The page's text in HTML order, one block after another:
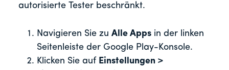
autorisierte Tester beschränkt.
Navigieren Sie zu Alle Apps in der linken
Seitenleiste der Google Play-Konsole.
Klicken Sie auf Einstellungen >